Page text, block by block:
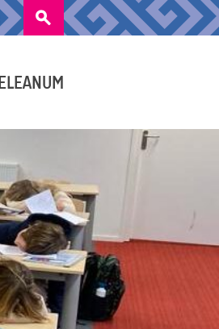
Zoeken
naar: